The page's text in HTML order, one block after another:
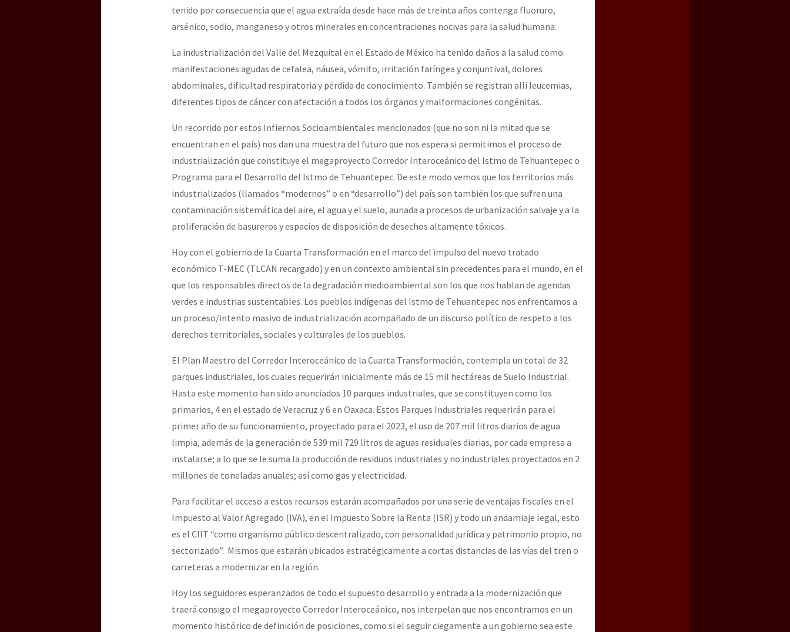
tenido por consecuencia que el agua extraída desde hace más de treinta años contenga fluoruro,
arsénico, sodio, manganeso y otros minerales en concentraciones nocivas para la salud humana.
La industrialización del Valle del Mezquital en el Estado de México ha tenido daños a la salud como:
manifestaciones agudas de cefalea, náusea, vómito, irritación faríngea y conjuntival, dolores
abdominales, dificultad respiratoria y pérdida de conocimiento. También se registran allí leucemias,
diferentes tipos de cáncer con afectación a todos los órganos y malformaciones congénitas.
Un recorrido por estos Infiernos Socioambientales mencionados (que no son ni la mitad que se
encuentran en el país) nos dan una muestra del futuro que nos espera si permitimos el proceso de
industrialización que constituye el megaproyecto Corredor Interoceánico del Istmo de Tehuantepec o
Programa para el Desarrollo del Istmo de Tehuantepec. De este modo vemos que los territorios más
industrializados (llamados “modernos” o en “desarrollo”) del país son también los que sufren una
contaminación sistemática del aire, el agua y el suelo, aunada a procesos de urbanización salvaje y a la
proliferación de basureros y espacios de disposición de desechos altamente tóxicos.
Hoy con el gobierno de la Cuarta Transformación en el marco del impulso del nuevo tratado
económico T-MEC (TLCAN recargado) y en un contexto ambiental sin precedentes para el mundo, en el
que los responsables directos de la degradación medioambiental son los que nos hablan de agendas
verdes e industrias sustentables. Los pueblos indígenas del Istmo de Tehuantepec nos enfrentamos a
un proceso/intento masivo de industrialización acompañado de un discurso político de respeto a los
derechos territoriales, sociales y culturales de los pueblos.
El Plan Maestro del Corredor Interoceánico de la Cuarta Transformación, contempla un total de 32
parques industriales, los cuales requerirán inicialmente más de 15 mil hectáreas de Suelo Industrial.
Hasta este momento han sido anunciados 10 parques industriales, que se constituyen como los
primarios, 4 en el estado de Veracruz y 6 en Oaxaca. Estos Parques Industriales requerirán para el
primer año de su funcionamiento, proyectado para el 2023, el uso de 207 mil litros diarios de agua
limpia, además de la generación de 539 mil 729 litros de aguas residuales diarias, por cada empresa a
instalarse; a lo que se le suma la producción de residuos industriales y no industriales proyectados en 2
millones de toneladas anuales; así como gas y electricidad.
Para facilitar el acceso a estos recursos estarán acompañados por una serie de ventajas fiscales en el
Impuesto al Valor Agregado (IVA), en el Impuesto Sobre la Renta (ISR) y todo un andamiaje legal, esto
es el CIIT “como organismo público descentralizado, con personalidad jurídica y patrimonio propio, no
sectorizado”. Mismos que estarán ubicados estratégicamente a cortas distancias de las vías del tren o
carreteras a modernizar en la región.
Hoy los seguidores esperanzados de todo el supuesto desarrollo y entrada a la modernización que
traerá consigo el megaproyecto Corredor Interoceánico, nos interpelan que nos encontramos en un
momento histórico de definición de posiciones, como si el seguir ciegamente a un gobierno sea este